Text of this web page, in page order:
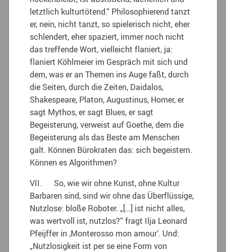
letztlich kulturtötend.“ Philosophierend tanzt
er, nein, nicht tanzt, so spielerisch nicht, eher
schlendert, eher spaziert, immer noch nicht
das treffende Wort, vielleicht flaniert, ja:
flaniert Köhlmeier im Gespräch mit sich und
dem, was er an Themen ins Auge faßt, durch
die Seiten, durch die Zeiten, Daidalos,
Shakespeare, Platon, Augustinus, Homer, er
sagt Mythos, er sagt Blues, er sagt
Begeisterung, verweist auf Goethe, dem die
Begeisterung als das Beste am Menschen
galt. Können Bürokraten das: sich begeistern.
Können es Algorithmen?
VII. So, wie wir ohne Kunst, ohne Kultur
Barbaren sind, sind wir ohne das Überflüssige,
Nutzlose: bloße Roboter. „[…] ist nicht alles,
was wertvoll ist, nutzlos?“ fragt Ilja Leonard
Pfeijffer in ‚Monterosso mon amour‘. Und:
„Nutzlosigkeit ist per se eine Form von